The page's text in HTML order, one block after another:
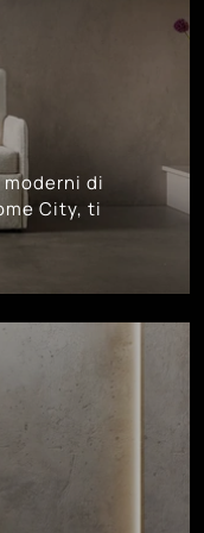
di
City, ti